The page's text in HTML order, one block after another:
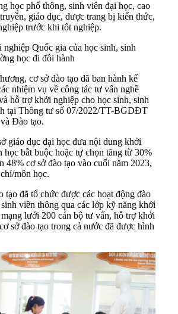
học phổ thông, sinh viên đại học, cao
giáo dục, được trang bị kiến thức,
trước khi tốt nghiệp.
Quốc gia của học sinh, sinh
học đi đôi hành
cơ sở đào tạo đã ban hành kế
nhiệm vụ về công tác tư vấn nghề
hỗ trợ khởi nghiệp cho học sinh, sinh
tại Thông tư số 07/2022/TT-BGDĐT
Đào tạo.
giáo dục đại học đưa nội dung khởi
học bắt buộc hoặc tự chọn tăng từ 30%
48% cơ sở đào tạo vào cuối năm 2023,
môn học.
tạo đã tổ chức được các hoạt động đào
viên thông qua các lớp kỹ năng khởi
lưới 200 cán bộ tư vấn, hỗ trợ khởi
sở đào tạo trong cả nước đã được hình